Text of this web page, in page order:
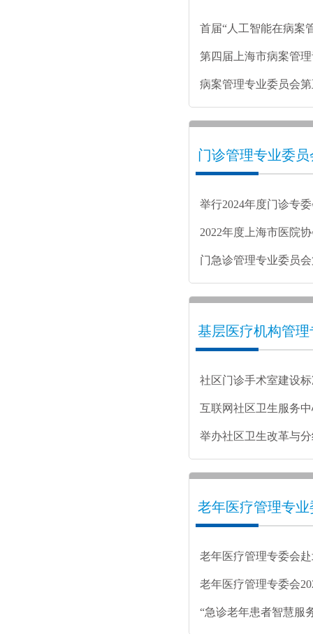
首届“人工智能在病案
研讨会成功举办
第四届上海市病案管
病案管理专业委员会
门诊管理专业委员
举行2024年度门诊专
2022年度上海市医院
季度学术会议顺利举行
门急诊管理专业委员
基层医疗机构管
社区门诊手术室建设
互联网社区卫生服务
举办社区卫生改革与
老年医疗管理专业
老年医疗管理专委会
老年医疗管理专委会
暨第二届东海郁金香
“急诊老年患者智慧服